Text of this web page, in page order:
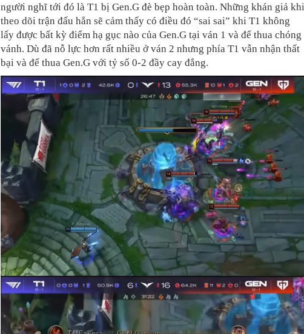
người nghĩ tới đó là T1 bị Gen.G đè bẹp hoàn toàn. Những khán giả khi
theo dõi trận đấu hẳn sẽ cảm thấy có điều đó “sai sai” khi T1 không
lấy được bất kỳ điểm hạ gục nào của Gen.G tại ván 1 và để thua chóng
vánh. Dù đã nỗ lực hơn rất nhiều ở ván 2 nhưng phía T1 vẫn nhận thất
bại và để thua Gen.G với tỷ số 0-2 đầy cay đắng.